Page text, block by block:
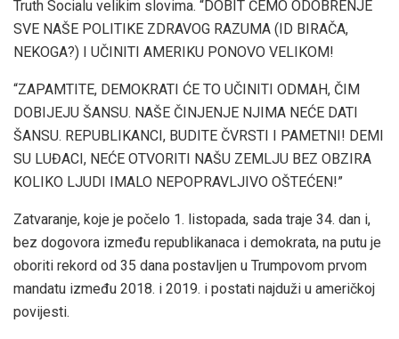
Truth Socialu velikim slovima. “DOBIT ĆEMO ODOBRENJE
SVE NAŠE POLITIKE ZDRAVOG RAZUMA (ID BIRAČA,
NEKOGA?) I UČINITI AMERIKU PONOVO VELIKOM!
“ZAPAMTITE, DEMOKRATI ĆE TO UČINITI ODMAH, ČIM
DOBIJEJU ŠANSU. NAŠE ČINJENJE NJIMA NEĆE DATI
ŠANSU. REPUBLIKANCI, BUDITE ČVRSTI I PAMETNI! DEMI
SU LUĐACI, NEĆE OTVORITI NAŠU ZEMLJU BEZ OBZIRA
KOLIKO LJUDI IMALO NEPOPRAVLJIVO OŠTEĆEN!”
Zatvaranje, koje je počelo 1. listopada, sada traje 34. dan i,
bez dogovora između republikanaca i demokrata, na putu je
oboriti rekord od 35 dana postavljen u Trumpovom prvom
mandatu između 2018. i 2019. i postati najduži u američkoj
povijesti.